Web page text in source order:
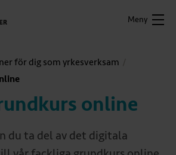
Meny
för dig som yrkesverksam
online
du ta del av det digitala